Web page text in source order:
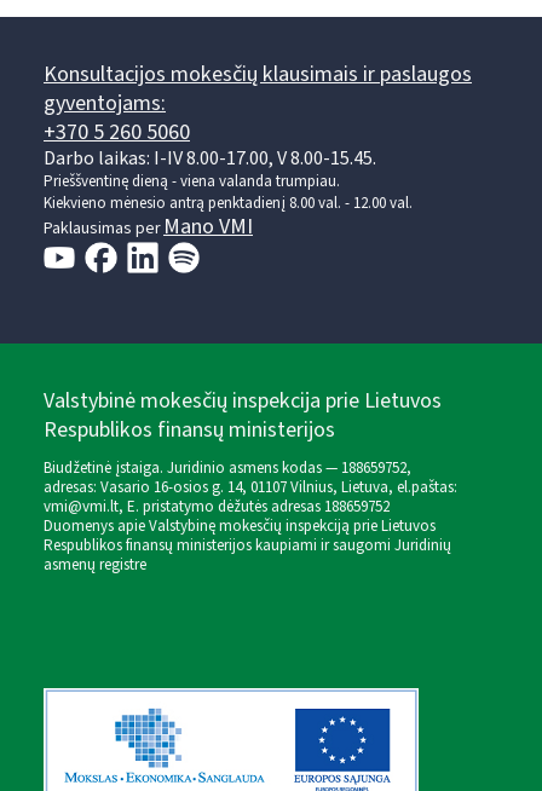
Konsultacijos mokesčių klausimais ir paslaugos
gyventojams:
+370 5 260 5060
Darbo laikas: I-IV 8.00-17.00, V 8.00-15.45.
Prieššventinę dieną - viena valanda trumpiau.
Kiekvieno mėnesio antrą penktadienį 8.00 val. - 12.00 val.
Paklausimas perMano VMI
Valstybinė mokesčių inspekcija prie Lietuvos
Respublikos finansų ministerijos
Biudžetinė įstaiga. Juridinio asmens kodas — 188659752,
adresas: Vasario 16-osios g. 14, 01107 Vilnius, Lietuva, el.paštas:
vmi@vmi.lt, E. pristatymo dėžutės adresas 188659752
Duomenys apie Valstybinę mokesčių inspekciją prie Lietuvos
Respublikos finansų ministerijos kaupiami ir saugomi Juridinių
asmenų registre